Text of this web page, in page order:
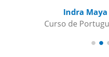
Maxx
Curso de